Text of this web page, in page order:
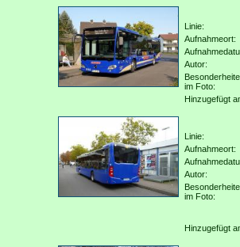
Linie:
Aufnahmeort:
Autor:
im Foto:
Hinzugefügt
Linie:
Aufnahmeort:
Autor:
im Foto:
Hinzugefügt